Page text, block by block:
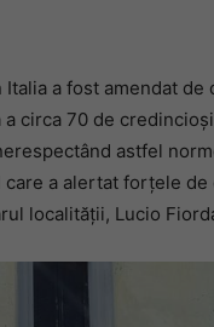
a fost amendat de
circa 70 de
astfel
a alertat forțele
localității, Lucio